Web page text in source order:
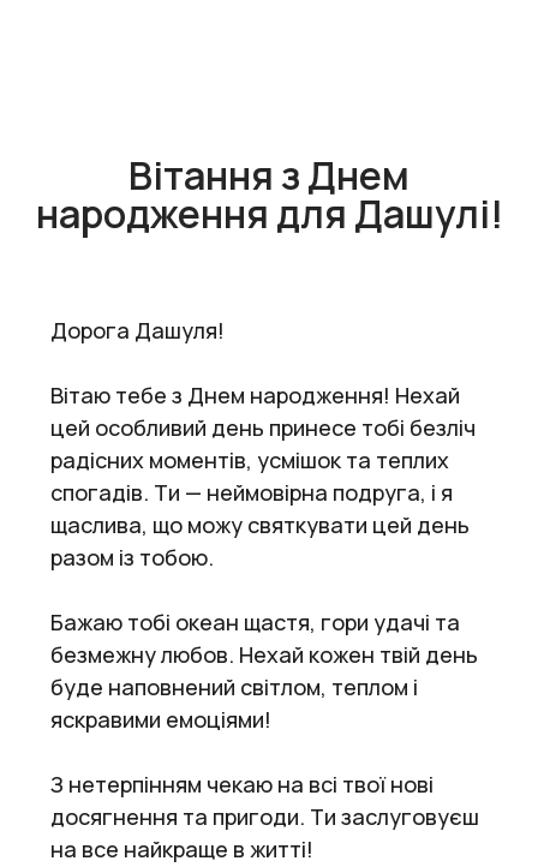
Вітання з Днем
народження для Дашулі!
Дорога Дашуля!
Вітаю тебе з Днем народження! Нехай
цей особливий день принесе тобі безліч
радісних моментів, усмішок та теплих
спогадів. Ти — неймовірна подруга, і я
щаслива, що можу святкувати цей день
разом із тобою.
Бажаю тобі океан щастя, гори удачі та
безмежну любов. Нехай кожен твій день
буде наповнений світлом, теплом і
яскравими емоціями!
З нетерпінням чекаю на всі твої нові
досягнення та пригоди. Ти заслуговуєш
на все найкраще в житті!